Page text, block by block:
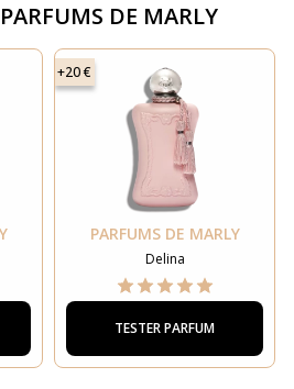
PARFUMS DE MARLY
+20 €
PARFUMS DE MARLY
Delina
TESTER PARFUM